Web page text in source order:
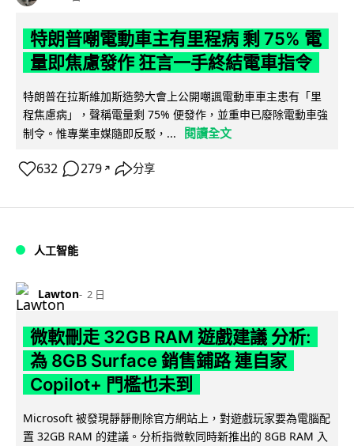
特朗普嘲電動車主有里程病 剩 75% 電
量即焦慮發作 狂言一手終結電車指令
特朗普在拉斯維加斯造勢大會上公開嘲諷電動車車主患有「里
程焦慮病」，聲稱電量剩 75% 便發作，並重申已廢除電動車強
制令。惟專業車媒隨即反駁，...
閱讀全文
632 279 ↗ 分享
人工智能
Lawton 2 日
微軟刪走 32GB RAM 遊戲建議 分析:
為 8GB Surface 銷售鋪路 連自家
Copilot+ 門檻也未到
Microsoft 被發現靜靜刪除官方網站上，對遊戲玩家要為電腦配
置 32GB RAM 的建議。分析指微軟同時新推出的 8GB RAM 入